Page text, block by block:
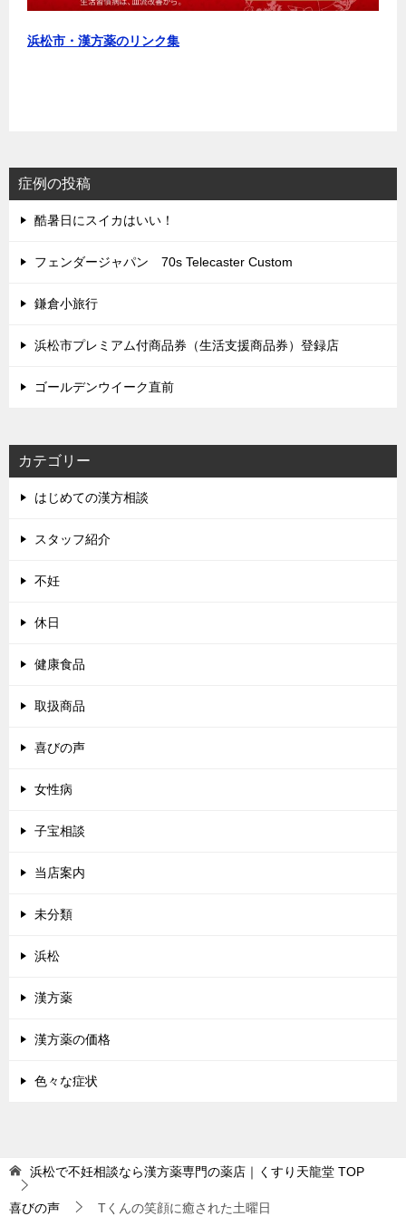
浜松市・漢方薬のリンク集
症例の投稿
酷暑日にスイカはいい！
フェンダージャパン 70s Telecaster Custom
鎌倉小旅行
浜松市プレミアム付商品券（生活支援商品券）登録店
ゴールデンウイーク直前
カテゴリー
はじめての漢方相談
スタッフ紹介
不妊
休日
健康食品
取扱商品
喜びの声
女性病
子宝相談
当店案内
未分類
浜松
漢方薬
漢方薬の価格
色々な症状
浜松で不妊相談なら漢方薬専門の薬店｜くすり天龍堂 TOP
喜びの声 Tくんの笑顔に癒された土曜日